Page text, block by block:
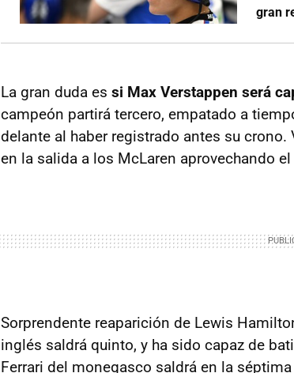
gran
La gran duda es si Max Verstappen será
campeón partirá tercero, empatado a
delante al haber registrado antes su
en la salida a los McLaren aprovechando
Sorprendente reaparición de Lewis
inglés saldrá quinto, y ha sido capaz de
Ferrari del monegasco saldrá en la